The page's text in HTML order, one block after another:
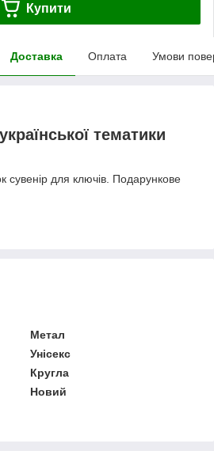
Купити
Доставка Оплата Умови
тематики
сувенір для ключів. Подарункове
Метал
Унісекс
Кругла
Новий